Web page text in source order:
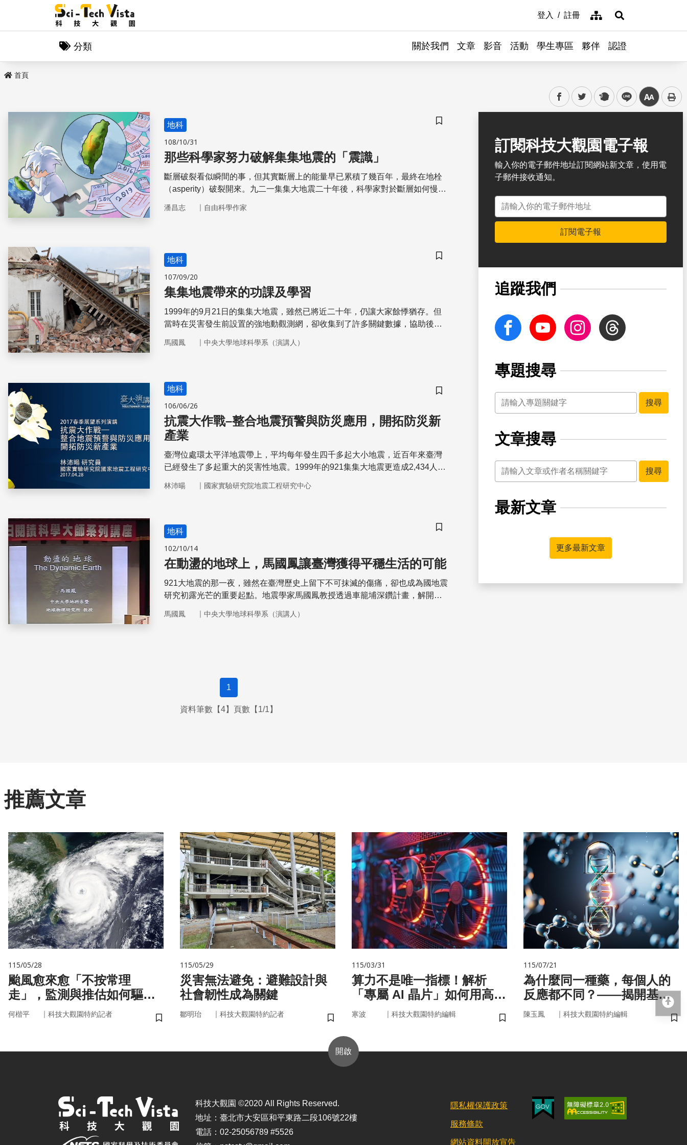
登入 註冊 網站導覽展開搜尋
分類 關於我們 文章 影音 活動 學生專區 夥伴 認證
首頁
facebooktwitter plurk line 中
儲存書籤
地科
108/10/31
那些科學家努力破解集集地震的「震識」
斷層破裂看似瞬間的事，但其實斷層上的能量早已累積了幾百年，最終在地栓
（asperity）破裂開來。九二一集集大地震二十年後，科學家對於斷層如何慢慢
究，可以如何幫助我們提供防災效益呢？
潘昌志 ｜ 自由科學作家
儲存書籤
地科
107/09/20
集集地震帶來的功課及學習
1999年的9月21日的集集大地震，雖然已將近二十年，仍讓大家餘悸猶存。但
當時在災害發生前設置的強地動觀測網，卻收集到了許多關鍵數據，協助後續
貢獻。
馬國鳳 ｜ 中央大學地球科學系（演講人）
儲存書籤
地科
106/06/26
抗震大作戰–整合地震預警與防災應用，開拓防災新
產業
臺灣位處環太平洋地震帶上，平均每年發生四千多起大小地震，近百年來臺灣
已經發生了多起重大的災害性地震。1999年的921集集大地震更造成2,434人死
林沛暘 ｜ 國家實驗研究院地震工程研究中心
儲存書籤
地科
102/10/14
在動盪的地球上，馬國鳳讓臺灣獲得平穩生活的可能
921大地震的那一夜，雖然在臺灣歷史上留下不可抹滅的傷痛，卻也成為國地震
研究初露光芒的重要起點。地震學家馬國鳳教授透過車籠埔深鑽計畫，解開了
馬國鳳 ｜ 中央大學地球科學系（演講人）
1
資料筆數【4】頁數【1/1】
訂閱科技大觀園電子報
輸入你的電子郵件地址訂閱網站新文章，使用電
子郵件接收通知。
電子郵件地址
訂閱電子報
追蹤我們
facebook Youtube InstagramThreads
專題搜尋
關鍵字
搜尋
文章搜尋
關鍵字
搜尋
最新文章
更多最新文章
推薦文章
115/05/28
颱風愈來愈「不按常理
走」，監測與推估如何驅動
防災決策？
何楷平 ｜ 科技大觀園特約記者
儲存書籤
115/05/29
災害無法避免：避難設計與
社會韌性成為關鍵
鄒明珆 ｜ 科技大觀園特約記者
儲存書籤
115/03/31
算力不是唯一指標！解析
「專屬 AI 晶片」如何用高效
率驅動未來
寒波 ｜ 科技大觀園特約編輯
儲存書籤
115/07/21
為什麼同一種藥，每個人的
反應都不同？——揭開基因
的用藥密碼
陳玉鳳 ｜ 科技大觀園特約編輯
儲
開啟
科技大觀園 ©2020 All Rights Reserved.
地址：臺北市大安區和平東路二段106號22樓
電話：02-25056789 #5526
隱私權保護政策
服務條款
網站資料開放宣告
回